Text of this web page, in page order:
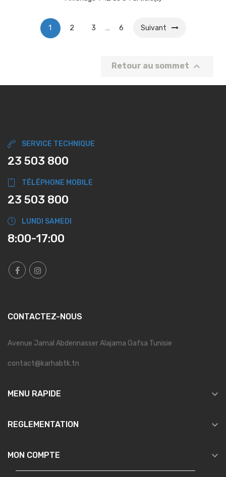
1 2 3 … 6 Suivant
Retour au sommet 
SERVICE TECHNIQUE
23 503 800
TÉLÉPHONE MOBILE
23 503 800
LUNDI SAMEDI
8:00-17:00
CONTACTEZ-NOUS
Avenue Jamal Abdennasser Alajama Gafsa Tunisie
contact@karhabtk.tn
MENU RAPIDE 
REGLEMENTATION 
MON COMPTE 